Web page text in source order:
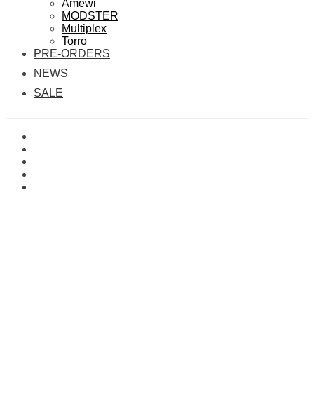
Amewi
MODSTER
Multiplex
Torro
PRE-ORDERS
NEWS
SALE